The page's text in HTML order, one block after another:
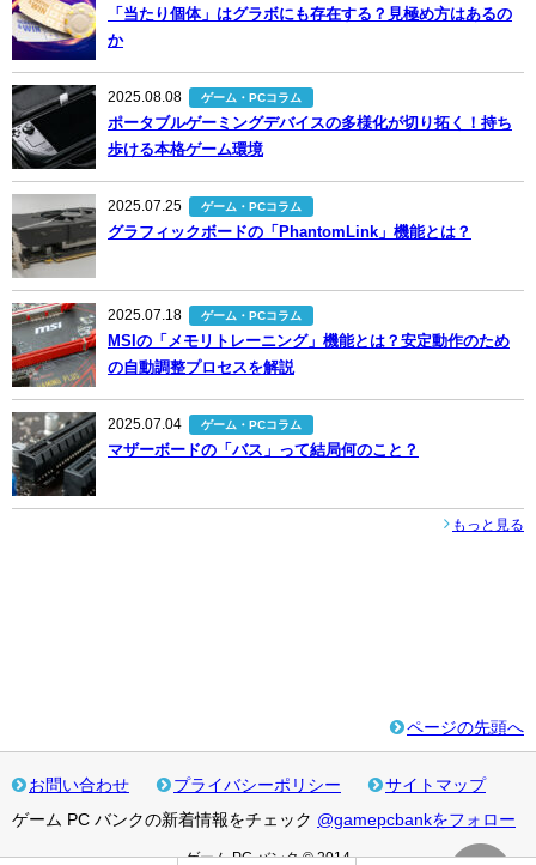
「当たり個体」はグラボにも存在する？見極め方はあるの
か
2025.08.08 ゲーム・PCコラム
ポータブルゲーミングデバイスの多様化が切り拓く！持ち
歩ける本格ゲーム環境
2025.07.25 ゲーム・PCコラム
グラフィックボードの「PhantomLink」機能とは？
2025.07.18 ゲーム・PCコラム
MSIの「メモリトレーニング」機能とは？安定動作のため
の自動調整プロセスを解説
2025.07.04 ゲーム・PCコラム
マザーボードの「バス」って結局何のこと？
もっと見る
ページの先頭へ
お問い合わせ プライバシーポリシー
サイトマップ
ゲーム PC バンクの新着情報をチェック @gamepcbankをフォロー
ゲーム PC バンク © 2014